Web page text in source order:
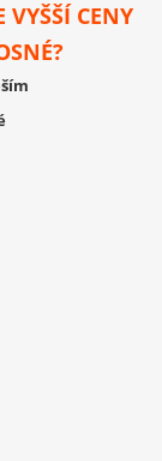
VYŠŠÍ CENY